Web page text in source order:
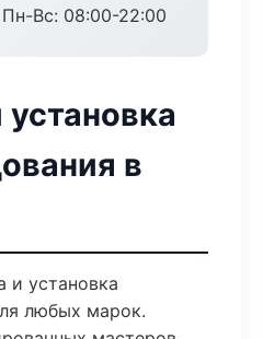
Пн-Вс: 08:00-22:00
в
и установка
любых марок.